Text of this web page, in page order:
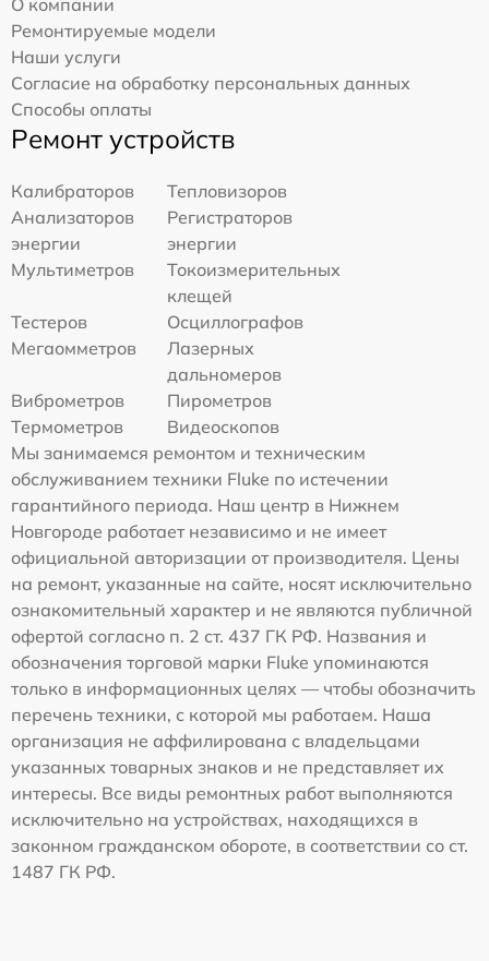
О компании
Ремонтируемые модели
Наши услуги
Согласие на обработку персональных данных
Способы оплаты
Ремонт устройств
Калибраторов
Тепловизоров
Анализаторов
энергии
Регистраторов
энергии
Мультиметров
Токоизмерительных
клещей
Тестеров
Осциллографов
Мегаомметров
Лазерных
дальномеров
Виброметров
Пирометров
Термометров
Видеоскопов
Мы занимаемся ремонтом и техническим
обслуживанием техники Fluke по истечении
гарантийного периода. Наш центр в Нижнем
Новгороде работает независимо и не имеет
официальной авторизации от производителя. Цены
на ремонт, указанные на сайте, носят исключительно
ознакомительный характер и не являются публичной
офертой согласно п. 2 ст. 437 ГК РФ. Названия и
обозначения торговой марки Fluke упоминаются
только в информационных целях — чтобы обозначить
перечень техники, с которой мы работаем. Наша
организация не аффилирована с владельцами
указанных товарных знаков и не представляет их
интересы. Все виды ремонтных работ выполняются
исключительно на устройствах, находящихся в
законном гражданском обороте, в соответствии со ст.
1487 ГК РФ.